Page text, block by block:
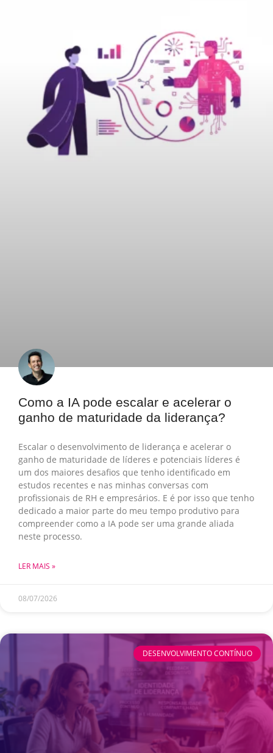
Como a IA pode escalar e acelerar o
ganho de maturidade da liderança?
Escalar o desenvolvimento de liderança e acelerar o
ganho de maturidade de líderes e potenciais líderes é
um dos maiores desafios que tenho identificado em
estudos recentes e nas minhas conversas com
profissionais de RH e empresários. E é por isso que tenho
dedicado a maior parte do meu tempo produtivo para
compreender como a IA pode ser uma grande aliada
neste processo.
LER MAIS »
08/07/2026
DESENVOLVIMENTO CONTÍNUO